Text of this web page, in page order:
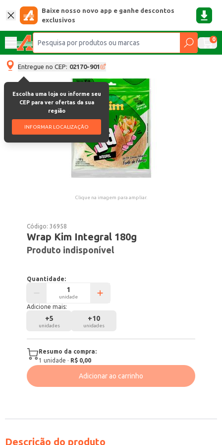
Baixe nosso novo app e ganhe descontos
exclusivos
0
Entregue no CEP: 02170-901
Escolha uma loja ou informe seu
CEP para ver ofertas da sua
região
INFORMAR LOCALIZAÇÃO
Clique na imagem para ampliar.
Código:36958
Wrap Kim Integral 180g
Produto indisponível
Quantidade:
unidade
Adicione mais:
+5
unidades
+10
unidades
Resumo da compra:
1 unidade · R$ 0,00
Adicionar ao carrinho
Descrição do produto